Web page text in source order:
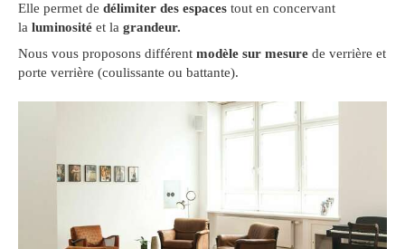
Elle permet de délimiter des espaces tout en concervant
la luminosité et la grandeur.
Nous vous proposons différent modèle sur mesure de verrière et
porte verrière (coulissante ou battante).